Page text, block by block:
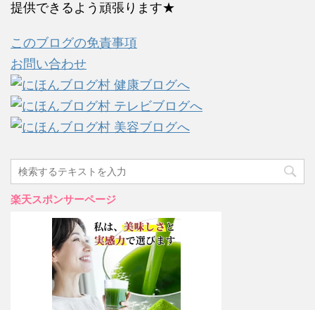
提供できるよう頑張ります★
このブログの免責事項
お問い合わせ
楽天スポンサーページ